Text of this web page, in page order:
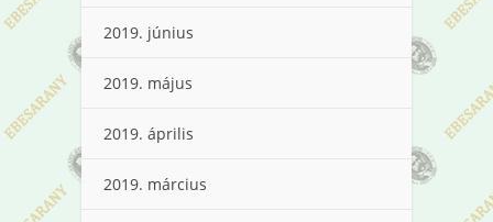
2019. június
2019. május
2019. április
2019. március